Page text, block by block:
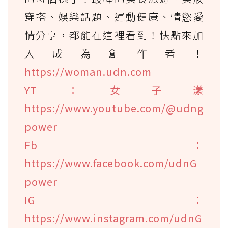
穿搭、娛樂話題、運動健康、情慾愛
情分享，都能在這裡看到！快點來加
入成為創作者！
https://woman.udn.com
YT：女子漾
https://www.youtube.com/@udng
power
Fb：
https://www.facebook.com/udnG
power
IG：
https://www.instagram.com/udnG